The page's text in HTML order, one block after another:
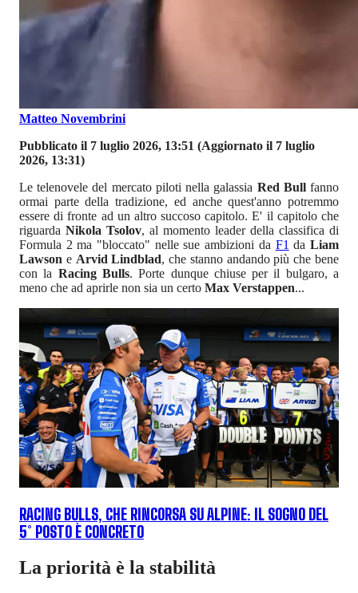
Matteo Novembrini
Pubblicato il 7 luglio 2026, 13:51 (Aggiornato il 7 luglio
2026, 13:31)
Le telenovele del mercato piloti nella galassia Red Bullfanno
ormai parte della tradizione, ed anche quest'anno potremmo
essere di fronte ad un altro succoso capitolo. E' il capitolo che
riguarda Nikola Tsolov, al momento leader della classifica di
Formula 2 ma "bloccato" nelle sue ambizioni da F1 daLiam
Lawson e Arvid Lindblad, che stanno andando più che bene
con la Racing Bulls. Porte dunque chiuse per il bulgaro, a
meno che ad aprirle non sia un certo Max Verstappen...
RACING BULLS, CHE RINCORSA SU ALPINE: IL SOGNO DEL
5° POSTO È CONCRETO
La priorità è la stabilità